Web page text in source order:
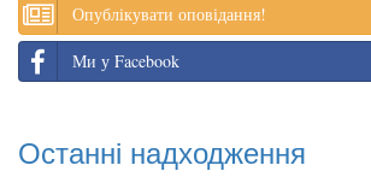
Опублікувати оповідання!
Ми у Facebook
Останні надходження